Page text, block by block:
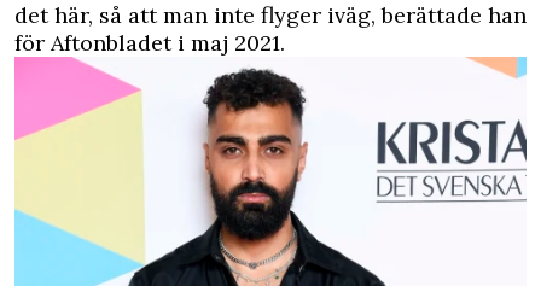
det här, så att man inte flyger iväg, berättade han
för Aftonbladeti maj 2021.